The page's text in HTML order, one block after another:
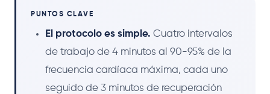
PUNTOS CLAVE
El protocolo es simple. Cuatro intervalos
de trabajo de 4 minutos al 90-95% de la
frecuencia cardíaca máxima, cada uno
seguido de 3 minutos de recuperación